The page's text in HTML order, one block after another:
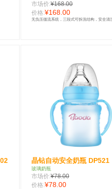
市场价:¥168.00
价格:¥168.00
无负压循流系统，三段式可拆洗结构，安全清
晶钻自动安全奶瓶 DP521
玻璃奶瓶
市场价:¥78.00
价格:¥78.00